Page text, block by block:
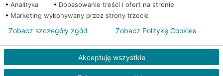
© 2026 Credit Agricole Bank Polska S.A. Wszelkie prawa zastrzeżone
Analityka
Dopasowanie treści i ofert na stronie
Marketing wykonywany przez strony trzecie
Akceptuję wszystkie
Zobacz szczegóły zgód Zobacz Politykę Cookies